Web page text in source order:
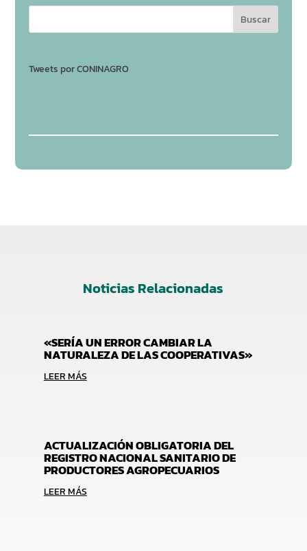
Tweets por CONINAGRO
Noticias Relacionadas
«SERÍA UN ERROR CAMBIAR LA
NATURALEZA DE LAS COOPERATIVAS»
LEER MÁS
ACTUALIZACIÓN OBLIGATORIA DEL
REGISTRO NACIONAL SANITARIO DE
PRODUCTORES AGROPECUARIOS
LEER MÁS